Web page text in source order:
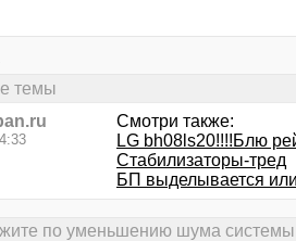
темы
Смотри также:
LG bh08ls20!!!!Блю
Стабилизаторы-тред
БП выделывается
по уменьшению шума системы